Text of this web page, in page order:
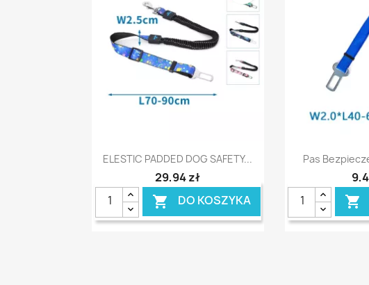
 Szybki podgląd
ELESTIC PADDED DOG SAFETY...
29,94 zł
 DO KOSZYKA

Pas
